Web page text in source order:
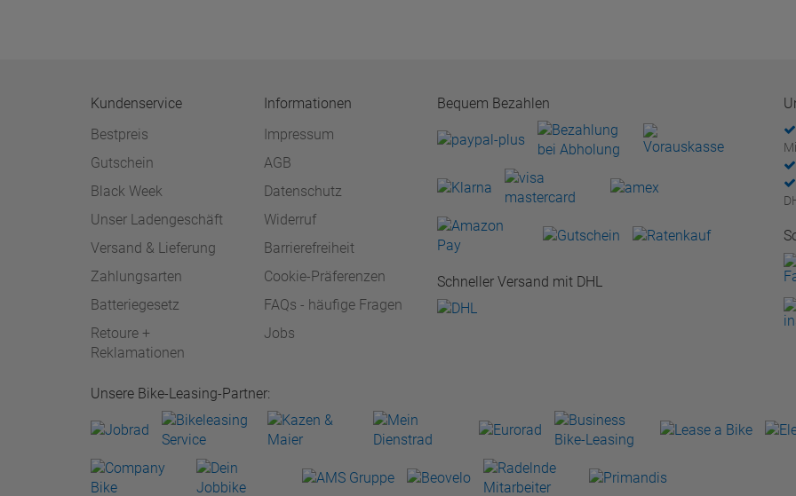
Kundenservice
Bestpreis
Gutschein
Black Week
Unser Ladengeschäft
Versand & Lieferung
Zahlungsarten
Batteriegesetz
Retoure +
Reklamationen
Informationen
Impressum
AGB
Datenschutz
Widerruf
Barrierefreiheit
Cookie-Präferenzen
FAQs - häufige Fragen
Jobs
Bequem Bezahlen
Schneller Versand mit DHL
Unsere Bike-Leasing-Partner: